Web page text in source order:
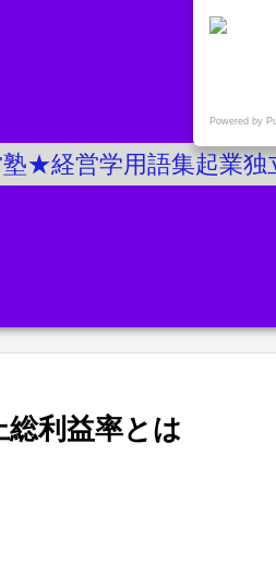
★経営学用語集起業独
総利益率とは
Powered by